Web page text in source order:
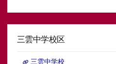
三雲中学校区
三雲中学校